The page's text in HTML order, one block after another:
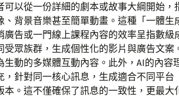
可以從一份詳細的劇本或故事大綱開始
、背景音樂甚至簡單動畫。這種「一體
廣告或一門線上課程內容的效率呈指數
受眾族群，生成個性化的影片與廣告文
生動的多媒體互動內容。此外，AI的內容
，針對同一核心訊息，生成適合不同平
本。這不僅確保了訊息的一致性，更最